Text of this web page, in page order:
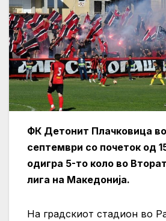
ФК Детонит Плачковица
септември со почеток од
одигра 5-то коло во
лига на Македонија.
На градскиот стадион во